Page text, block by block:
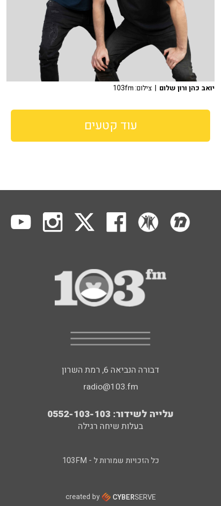
יואב כהן ורון שלום | צילום: 103fm
עוד קטעים
דבורה הנביאה 6, רמת השרון
radio@103.fm
עלייה לשידור: 0552-103-103
בעלות שיחה רגילה
כל הזכויות שמורות ל - 103FM
created by CYBERSERVE